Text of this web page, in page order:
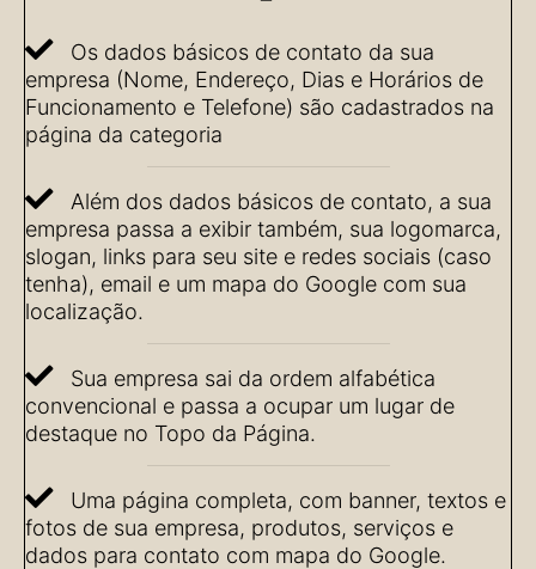
Os dados básicos de contato da sua
empresa (Nome, Endereço, Dias e Horários de
Funcionamento e Telefone) são cadastrados na
página da categoria
Além dos dados básicos de contato, a sua
empresa passa a exibir também, sua logomarca,
slogan, links para seu site e redes sociais (caso
tenha), email e um mapa do Google com sua
localização.
Sua empresa sai da ordem alfabética
convencional e passa a ocupar um lugar de
destaque no Topo da Página.
Uma página completa, com banner, textos e
fotos de sua empresa, produtos, serviços e
dados para contato com mapa do Google.